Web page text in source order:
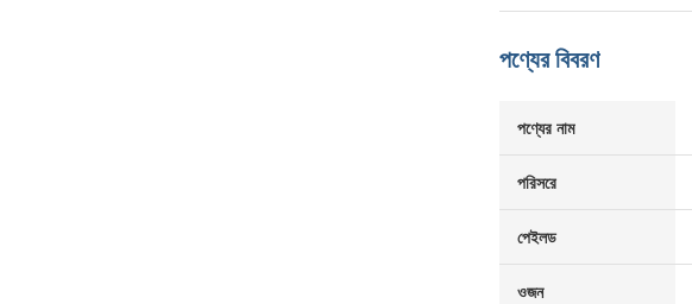
পণ্যের বিবরণ
পণ্যের নাম
পরিসরে
পেইলড
ওজন